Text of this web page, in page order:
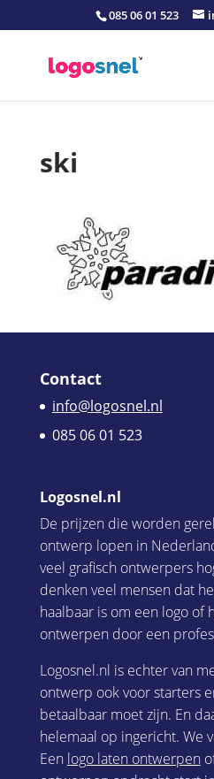
085 06 01 523
ski
Contact
info@logosnel.nl
085 06 01 523
Logosnel.nl
De prijzen die worden
ontwerp lopen in
veel grafisch ontwerpers
denken veel mensen dat
haalbaar is om een logo of
ontwerpen door een
Logosnel.nl is echter van
ontwerp ook voor starters
betaalbaar moet zijn. En
helemaal op ingericht. We
Een logo laten ontwerpen